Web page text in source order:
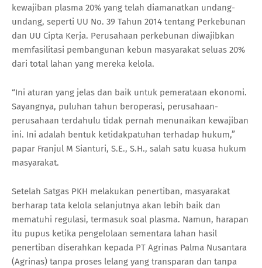
kewajiban plasma 20% yang telah diamanatkan undang-
undang, seperti UU No. 39 Tahun 2014 tentang Perkebunan
dan UU Cipta Kerja. Perusahaan perkebunan diwajibkan
memfasilitasi pembangunan kebun masyarakat seluas 20%
dari total lahan yang mereka kelola.
“Ini aturan yang jelas dan baik untuk pemerataan ekonomi.
Sayangnya, puluhan tahun beroperasi, perusahaan-
perusahaan terdahulu tidak pernah menunaikan kewajiban
ini. Ini adalah bentuk ketidakpatuhan terhadap hukum,”
papar Franjul M Sianturi, S.E., S.H., salah satu kuasa hukum
masyarakat.
Setelah Satgas PKH melakukan penertiban, masyarakat
berharap tata kelola selanjutnya akan lebih baik dan
mematuhi regulasi, termasuk soal plasma. Namun, harapan
itu pupus ketika pengelolaan sementara lahan hasil
penertiban diserahkan kepada PT Agrinas Palma Nusantara
(Agrinas) tanpa proses lelang yang transparan dan tanpa